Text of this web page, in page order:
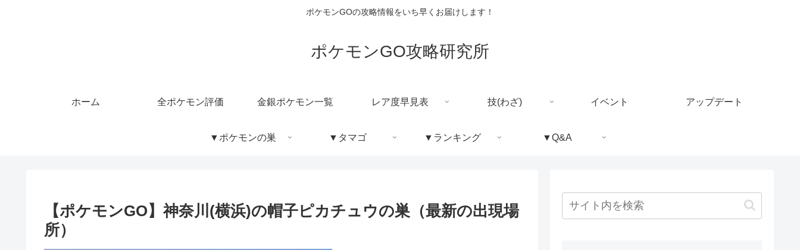
ポケモンGOの攻略情報をいち早くお届けします！
ポケモンGO攻略研究所
ホーム 全ポケモン評価 金銀ポケモン一覧 レア度早見表 技(わざ) イベント アップデート
▼ポケモンの巣 ▼タマゴ ▼ランキング ▼Q&A
【ポケモンGO】神奈川(横浜)の帽子ピカチュウの巣（最新の出現場
所）